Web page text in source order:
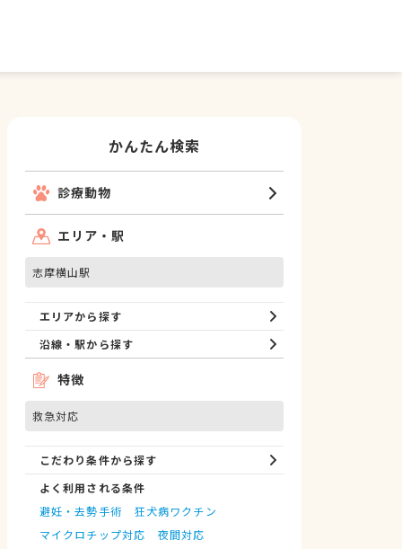
かんたん検索
診療動物
エリア・駅
志摩横山駅
エリアから探す
沿線・駅から探す
特徴
救急対応
こだわり条件から探す
よく利用される条件
避妊・去勢手術
狂犬病ワクチン
マイクロチップ対応
夜間対応